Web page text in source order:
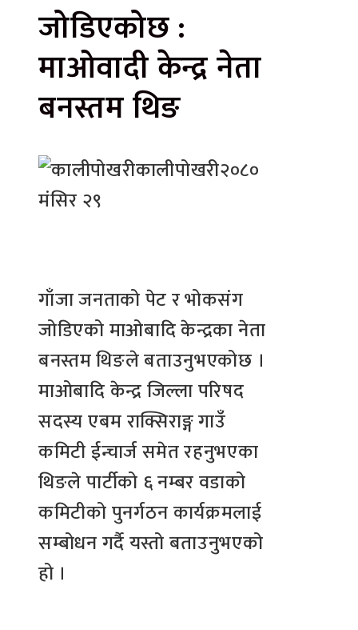
जोडिएकोछ :
माओवादी केन्द्र नेता
बनस्तम थिङ
कालीपोखरी२०८०
मंसिर २९
गाँजा जनताको पेट र भोकसंग
जोडिएको माओबादि केन्द्रका नेता
बनस्तम थिङले बताउनुभएकोछ ।
माओबादि केन्द्र जिल्ला परिषद
सदस्य एबम राक्सिराङ्ग गाउँ
कमिटी ईन्चार्ज समेत रहनुभएका
थिङले पार्टीको ६ नम्बर वडाको
कमिटीको पुनर्गठन कार्यक्रमलाई
सम्बोधन गर्दै यस्तो बताउनुभएको
हो ।